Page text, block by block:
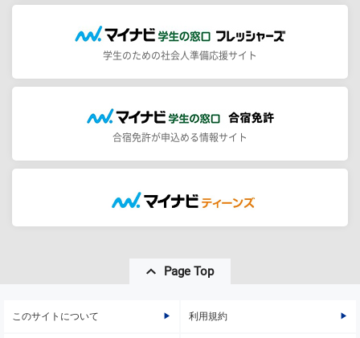
学生のための社会人準備応援サイト
合宿免許が申込める情報サイト
Page Top
このサイトについて 利用規約